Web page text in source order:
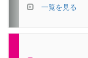
一覧を見る